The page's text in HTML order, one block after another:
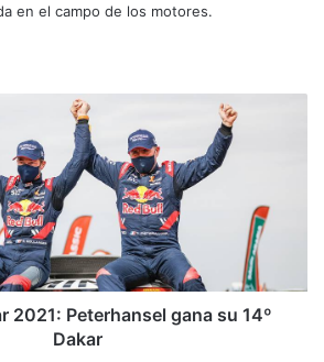
en el campo de los motores.
2021: Peterhansel gana su 14º
Dakar